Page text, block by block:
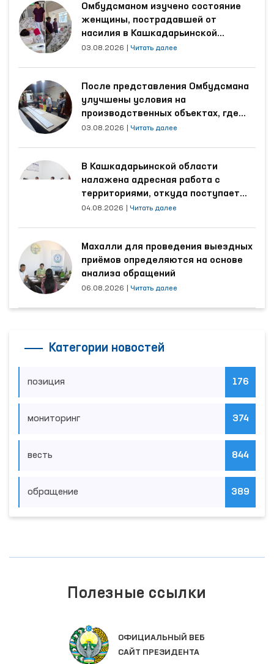
Омбудсманом изучено состояние
женщины, пострадавшей от
насилия в Кашкадарьинской
области
03.08.2026 Читать далее
После представления Омбудсмана
улучшены условия на
производственных объектах, где
трудятся осуждённые
03.08.2026 Читать далее
В Кашкадарьинской области
налажена адресная работа с
территориями, откуда поступает
наибольшее количество обращений
04.08.2026 Читать далее
Махалли для проведения выездных
приёмов определяются на основе
анализа обращений
06.08.2026 Читать далее
Категории новостей
позиция 176
мониторинг 374
весть 844
обращение 389
Полезные ссылки
ОФИЦИАЛЬНЫЙ ВЕБ
САЙТ ПРЕЗИДЕНТА